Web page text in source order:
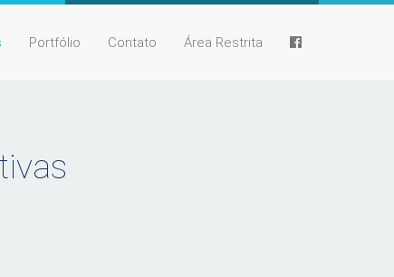
Portfólio Contato Área Restrita